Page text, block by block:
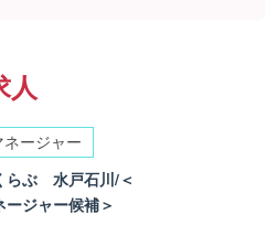
人
ージャー
らぶ 水戸石川/＜
ージャー候補＞